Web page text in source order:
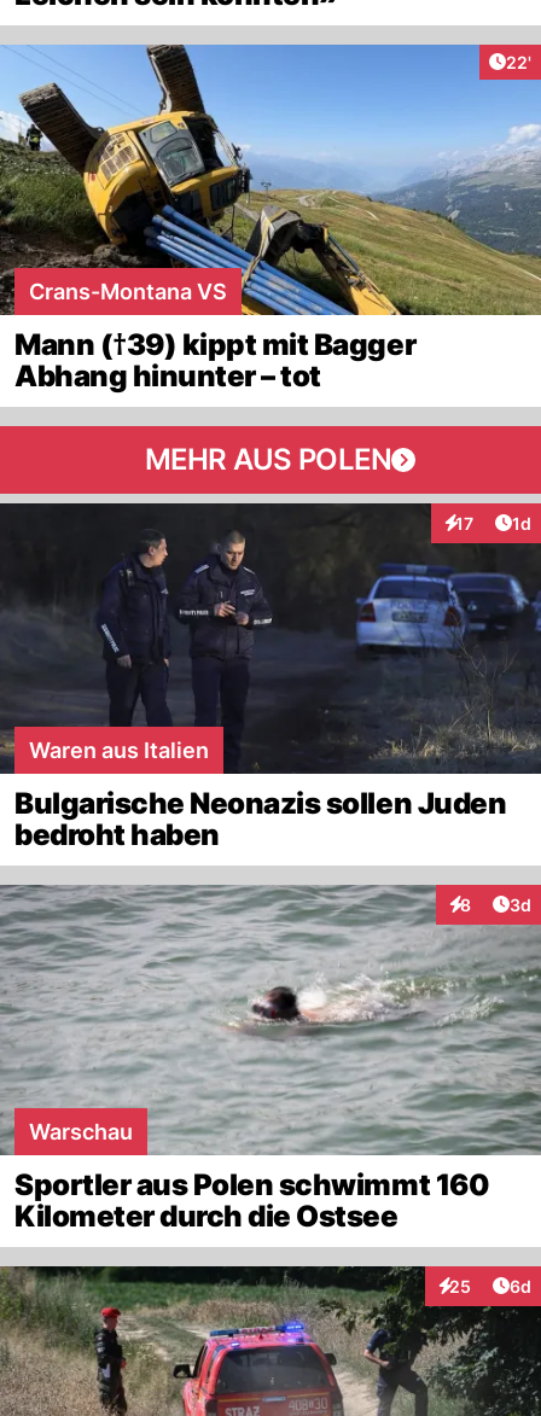
22'
Crans-Montana VS
Mann (†39) kippt mit Bagger
Abhang hinunter – tot
MEHR AUS POLEN
17 1d
Waren aus Italien
Bulgarische Neonazis sollen Juden
bedroht haben
8 3d
Warschau
Sportler aus Polen schwimmt 160
Kilometer durch die Ostsee
25
Interaktionen
6d